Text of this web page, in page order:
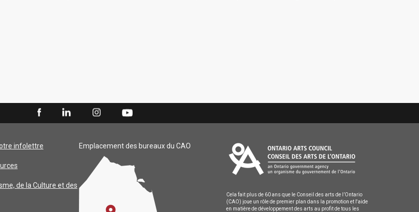
infolettre
de la Culture et des
Emplacement des bureaux du CAO
Cela fait plus de 60 ans que le Conseil des arts de l’Ontario
(CAO) joue un rôle de premier plan dans la promotion et l'aide
en matière de développement des arts au profit de tous les